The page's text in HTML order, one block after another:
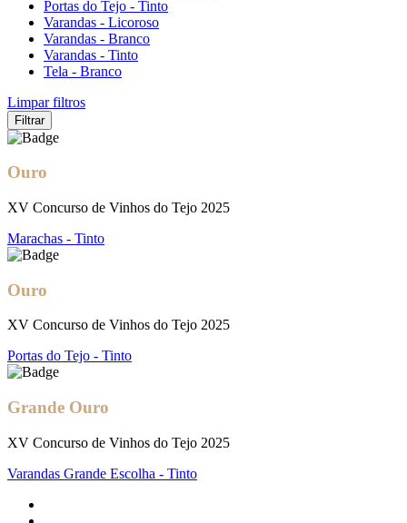
Portas do Tejo - Tinto
Varandas - Licoroso
Varandas - Branco
Varandas - Tinto
Tela - Branco
Limpar filtros
Filtrar
Ouro
XV Concurso de Vinhos do Tejo 2025
Marachas - Tinto
Ouro
XV Concurso de Vinhos do Tejo 2025
Portas do Tejo - Tinto
Grande Ouro
XV Concurso de Vinhos do Tejo 2025
Varandas Grande Escolha - Tinto